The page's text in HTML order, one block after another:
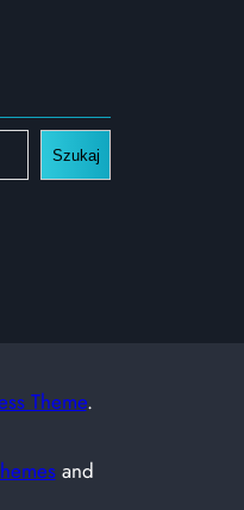
Szukaj
Theme.
and